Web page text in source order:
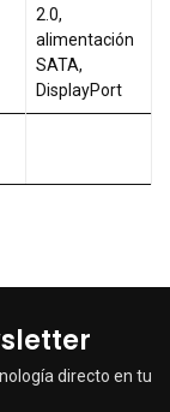
2.0,
alimentación
SATA,
DisplayPort
directo en tu